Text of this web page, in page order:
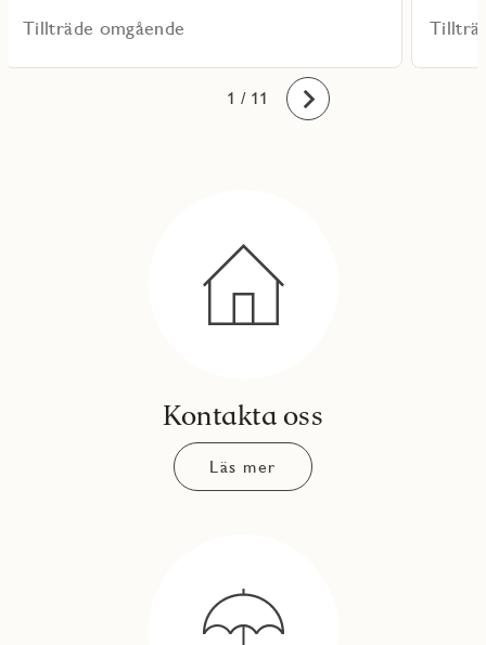
Tillträde omgående
1
2
3
4
5
6
7
8
9
10
11 / 11 Framåt
Kontakta oss
Läs mer